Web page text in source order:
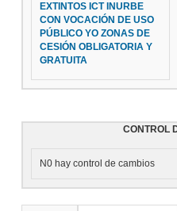
EXTINTOS ICT INURBE
CON VOCACIÓN DE USO
PÚBLICO YO ZONAS DE
CESIÓN OBLIGATORIA Y
GRATUITA
CONTROL
N0 hay control de cambios